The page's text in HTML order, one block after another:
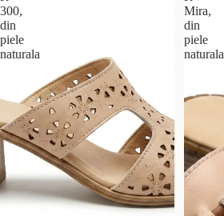
300,
din
piele
naturala
Mira,
din
piele
naturala